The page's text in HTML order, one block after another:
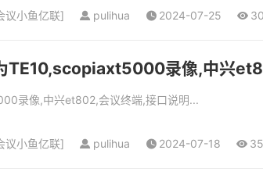
议小鱼亿联] pulihua 2024-07-25
TE10,scopiaxt5000录像,中兴
录像,中兴et802,会议终端,接口说明...
议小鱼亿联] pulihua 2024-07-18